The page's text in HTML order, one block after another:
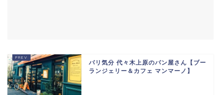
パリ気分 代々木上原のパン屋さん【ブー
ランジェリー＆カフェ マンマーノ】